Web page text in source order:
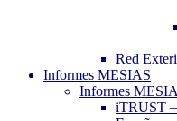
Red
Informes MESIAS
Informes
iTRUST –